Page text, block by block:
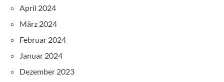
April 2024
März 2024
Februar 2024
Januar 2024
Dezember 2023